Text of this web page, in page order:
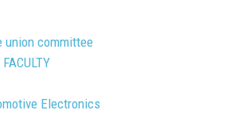
union committee
Electronics